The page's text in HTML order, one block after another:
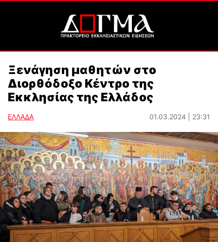
Ξενάγηση μαθητών στο
Διορθόδοξο Κέντρο της
Εκκλησίας της Ελλάδος
ΕΛΛΑΔΑ 01.03.2024 | 23:31